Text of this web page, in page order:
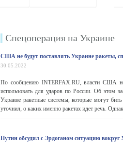
Спецоперация на Украине
США не будут поставлять Украине ракеты,
30.05.2022
По сообщению INTERFAX.RU, власти США не
использовать для ударов по России. Об этом
Украине ракетные системы, которые могут
уточнил, о каких именно ракетах идет речь.
Путин обсудил с Эрдоганом ситуацию